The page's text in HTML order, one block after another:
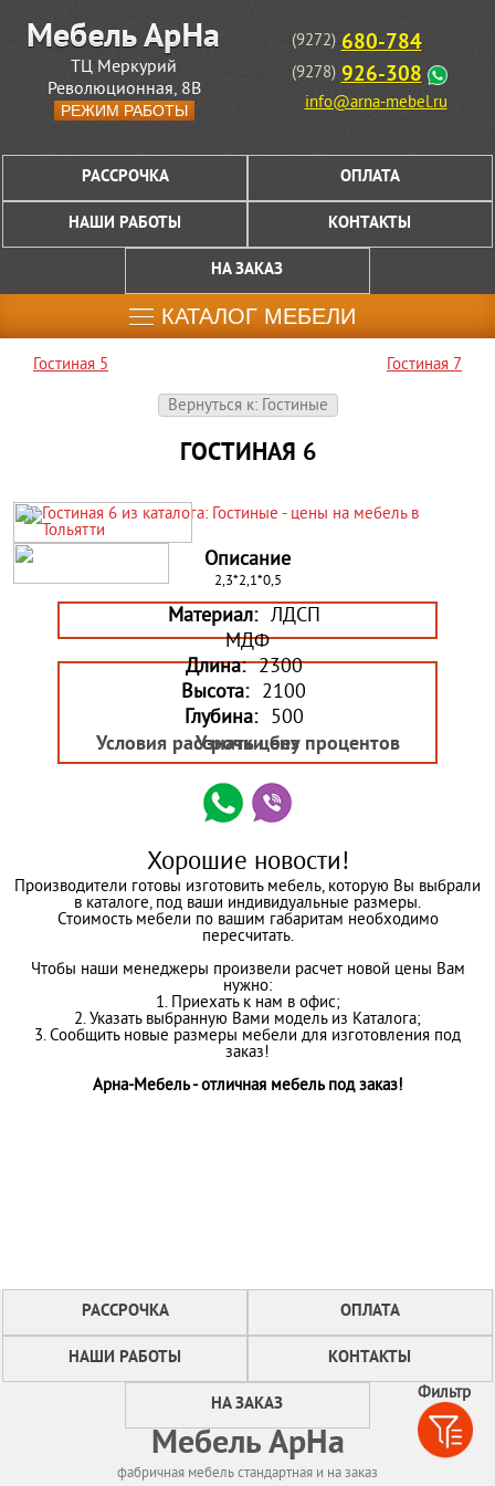
Фильтр
ТЦ Меркурий
Революционная, 8В
РЕЖИМ РАБОТЫ
(9272) 680-784
(9278) 926-308
info@arna-mebel.ru
РАССРОЧКА ОПЛАТА
НАШИ РАБОТЫ КОНТАКТЫ
НА ЗАКАЗ
КАТАЛОГ МЕБЕЛИ
Гостиная 5
Гостиная 7
Вернуться к: Гостиные
ГОСТИНАЯ 6
Описание
2,3*2,1*0,5
Материал: ЛДСП
МДФ
Длина: 2300
Высота: 2100
Глубина: 500
Узнать цену
Условия рассрочки без процентов
Хорошие новости!
Производители готовы изготовить мебель, которую Вы выбрали
в каталоге, под ваши индивидуальные размеры.
Стоимость мебели по вашим габаритам необходимо
пересчитать.
Чтобы наши менеджеры произвели расчет новой цены Вам
нужно:
1. Приехать к нам в офис;
2. Указать выбранную Вами модель из Каталога;
3. Сообщить новые размеры мебели для изготовления под
заказ!
Арна-Мебель - отличная мебель под заказ!
РАССРОЧКА ОПЛАТА
НАШИ РАБОТЫ КОНТАКТЫ
НА ЗАКАЗ
Мебель АрНа
фабричная мебель стандартная и на заказ